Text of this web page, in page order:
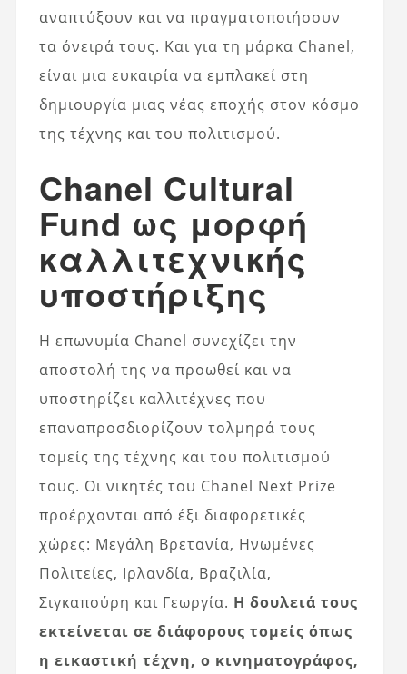
αναπτύξουν και να πραγματοποιήσουν
τα όνειρά τους. Και για τη μάρκα Chanel,
είναι μια ευκαιρία να εμπλακεί στη
δημιουργία μιας νέας εποχής στον κόσμο
της τέχνης και του πολιτισμού.
Chanel Cultural
Fund ως μορφή
καλλιτεχνικής
υποστήριξης
Η επωνυμία Chanel συνεχίζει την
αποστολή της να προωθεί και να
υποστηρίζει καλλιτέχνες που
επαναπροσδιορίζουν τολμηρά τους
τομείς της τέχνης και του πολιτισμού
τους. Οι νικητές του Chanel Next Prize
προέρχονται από έξι διαφορετικές
χώρες: Μεγάλη Βρετανία, Ηνωμένες
Πολιτείες, Ιρλανδία, Βραζιλία,
Σιγκαπούρη και Γεωργία. Η δουλειά τους
εκτείνεται σε διάφορους τομείς όπως
η εικαστική τέχνη, ο κινηματογράφος,